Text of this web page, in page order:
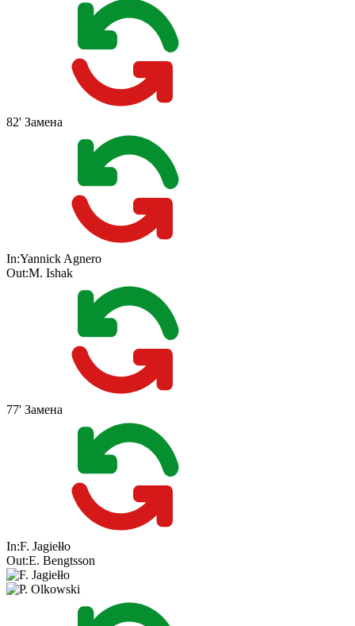
82' Замена
In:Yannick Agnero
Out:M. Ishak
77' Замена
In:F. Jagiełło
Out:E. Bengtsson